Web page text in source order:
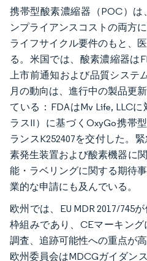
携帯型酸素濃縮器（POC）は
ンプライアンスコストの両方
ライフサイクル要件のもと、
る。米国では、酸素濃縮器は
上市前通知および品質システ
月の動向は、進行中の製品更
ている：FDAはMv Life, LLCに
ラスII）に基づくOxyGo携帯
ランスK252407を交付した。
素発生装置および酸素機器に
能・ラベリングに関する期待
業的な申請にも及んでいる。
欧州では、EU MDR 2017/745
枠組みであり、CEマーキン
調査、追跡可能性への重点が
欧州委員会はMDCGガイダン